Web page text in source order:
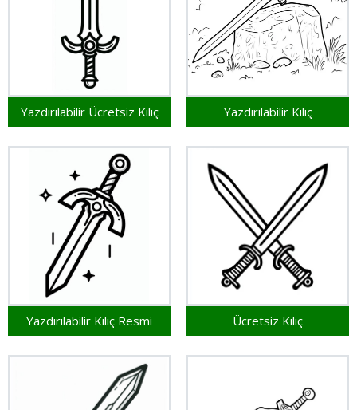
Yazdırılabilir Ücretsiz Kılıç Yazdırılabilir Kılıç
Yazdırılabilir Kılıç Resmi Ücretsiz Kılıç